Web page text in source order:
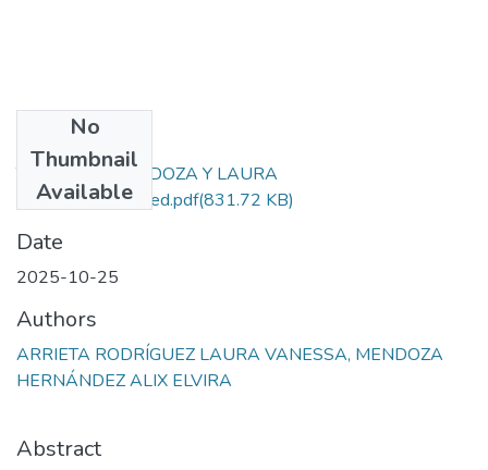
No
Thumbnail
Available
TESIS ALIX MENDOZA Y LAURA
ARRIETA._removed.pdf(831.72 KB)
Date
2025-10-25
Authors
ARRIETA RODRÍGUEZ LAURA VANESSA, MENDOZA
HERNÁNDEZ ALIX ELVIRA
Abstract